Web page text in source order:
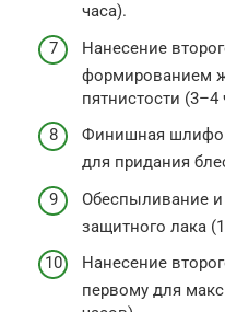
часа).
Нанесение
формированием
пятнистости (3–4
Финишная
для придания
Обеспыливание и
защитного лака
Нанесение
первому для